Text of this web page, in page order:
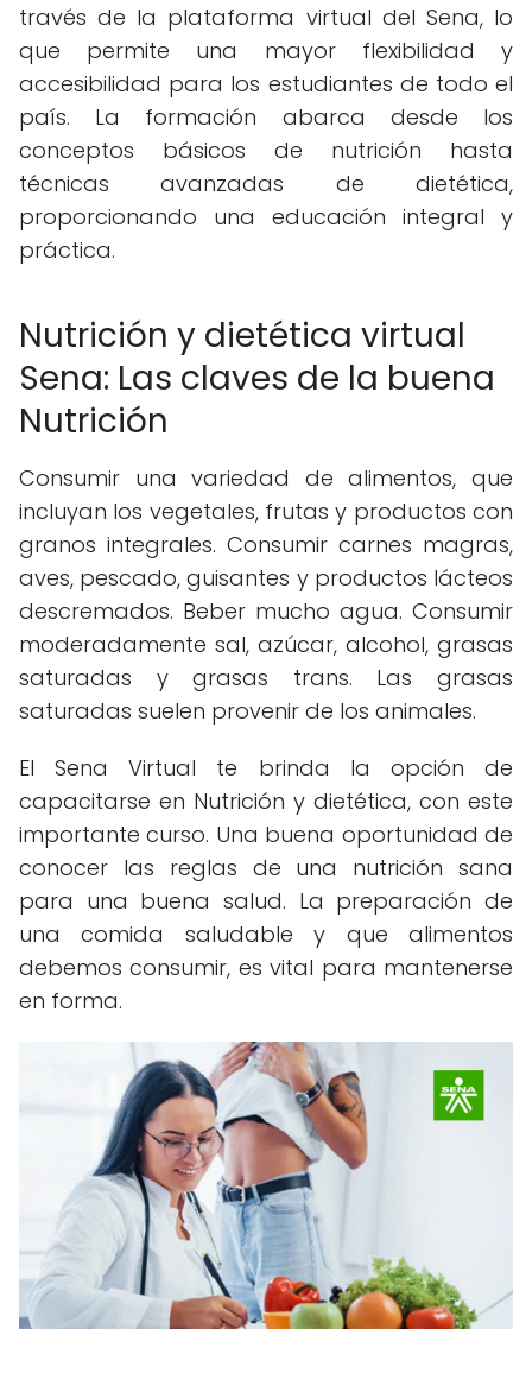
través de la plataforma virtual del Sena, lo
que permite una mayor flexibilidad y
accesibilidad para los estudiantes de todo el
país. La formación abarca desde los
conceptos básicos de nutrición hasta
técnicas avanzadas de dietética,
proporcionando una educación integral y
práctica.
Nutrición y dietética virtual
Sena: Las claves de la buena
Nutrición
Consumir una variedad de alimentos, que
incluyan los vegetales, frutas y productos con
granos integrales. Consumir carnes magras,
aves, pescado, guisantes y productos lácteos
descremados. Beber mucho agua. Consumir
moderadamente sal, azúcar, alcohol, grasas
saturadas y grasas trans. Las grasas
saturadas suelen provenir de los animales.
El Sena Virtual te brinda la opción de
capacitarse en Nutrición y dietética, con este
importante curso. Una buena oportunidad de
conocer las reglas de una nutrición sana
para una buena salud. La preparación de
una comida saludable y que alimentos
debemos consumir, es vital para mantenerse
en forma.